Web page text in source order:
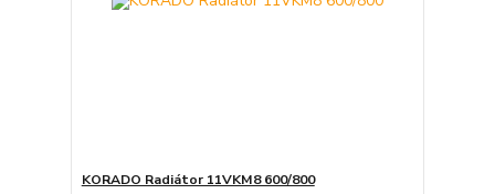
KORADO Radiátor 11VKM8 600/800